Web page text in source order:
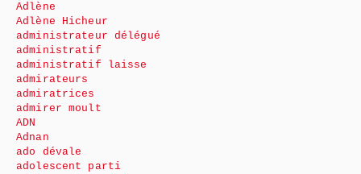
Adlène
Adlène Hicheur
administrateur délégué
administratif
administratif laisse
admirateurs
admiratrices
admirer moult
ADN
Adnan
ado dévale
adolescent parti